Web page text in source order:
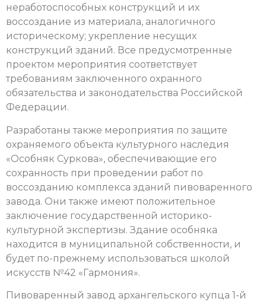
неработоспособных конструкций и их
воссоздание из материала, аналогичного
историческому; укрепление несущих
конструкций зданий. Все предусмотренные
проектом мероприятия соответствует
требованиям заключенного охранного
обязательства и законодательства Российской
Федерации.
Разработаны также мероприятия по защите
охраняемого объекта культурного наследия
«Особняк Суркова», обеспечивающие его
сохранность при проведении работ по
воссозданию комплекса зданий пивоваренного
завода. Они также имеют положительное
заключение государственной историко-
культурной экспертизы. Здание особняка
находится в муниципальной собственности, и
будет по-прежнему использоваться школой
искусств №42 «Гармония».
Пивоваренный завод архангельского купца 1-й